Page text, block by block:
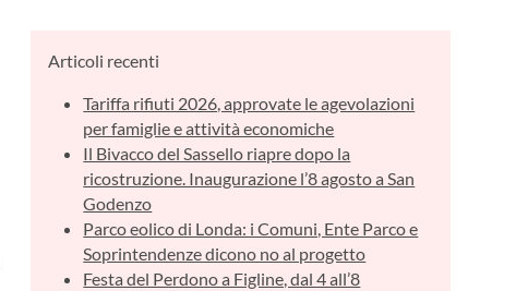
Articoli recenti
Tariffa rifiuti 2026, approvate le agevolazioni
per famiglie e attività economiche
Il Bivacco del Sassello riapre dopo la
ricostruzione. Inaugurazione l’8 agosto a San
Godenzo
Parco eolico di Londa: i Comuni, Ente Parco e
Soprintendenze dicono no al progetto
Festa del Perdono a Figline, dal 4 all’8